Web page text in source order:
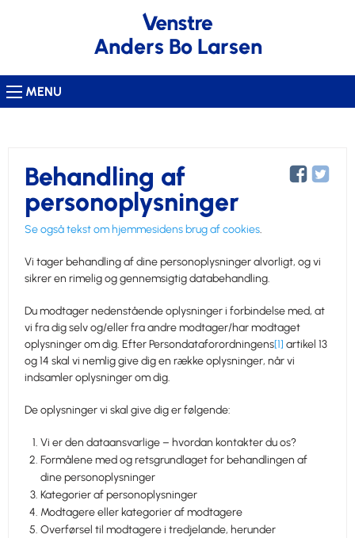
Anders Bo Larsen
MENU
Behandling af
personoplysninger
Se også tekst om hjemmesidens brug af cookies.
Vi tager behandling af dine personoplysninger alvorligt, og vi
sikrer en rimelig og gennemsigtig databehandling.
Du modtager nedenstående oplysninger i forbindelse med, at
vi fra dig selv og/eller fra andre modtager/har modtaget
oplysninger om dig. Efter Persondataforordningens[1] artikel 13
og 14 skal vi nemlig give dig en række oplysninger, når vi
indsamler oplysninger om dig.
De oplysninger vi skal give dig er følgende:
Vi er den dataansvarlige – hvordan kontakter du os?
Formålene med og retsgrundlaget for behandlingen af
dine personoplysninger
Kategorier af personoplysninger
Modtagere eller kategorier af modtagere
Overførsel til modtagere i tredjelande, herunder